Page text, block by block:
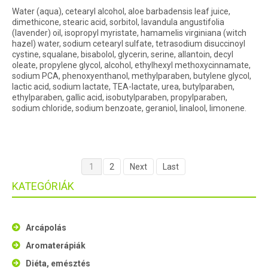
Water (aqua), cetearyl alcohol, aloe barbadensis leaf juice,
dimethicone, stearic acid, sorbitol, lavandula angustifolia
(lavender) oil, isopropyl myristate, hamamelis virginiana (witch
hazel) water, sodium cetearyl sulfate, tetrasodium disuccinoyl
cystine, squalane, bisabolol, glycerin, serine, allantoin, decyl
oleate, propylene glycol, alcohol, ethylhexyl methoxycinnamate,
sodium PCA, phenoxyenthanol, methylparaben, butylene glycol,
lactic acid, sodium lactate, TEA-lactate, urea, butylparaben,
ethylparaben, gallic acid, isobutylparaben, propylparaben,
sodium chloride, sodium benzoate, geraniol, linalool, limonene.
1 2 Next Last
KATEGÓRIÁK
Arcápolás
Aromaterápiák
Diéta, emésztés